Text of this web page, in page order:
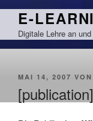
Zum
springen
E-
Digitale Lehre an
VERÖFFENTLICHT
MAI 14, 2007 VON